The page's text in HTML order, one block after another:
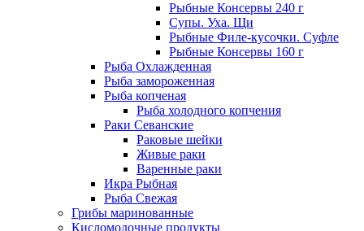
Рыбные Консервы 240 г
Супы. Уха. Щи
Рыбные Филе-кусочки. Суфле
Рыбные Консервы 160 г
Рыба Охлажденная
Рыба замороженная
Рыба копченая
Рыба холодного копчения
Раки Севанские
Раковые шейки
Живые раки
Варенные раки
Икра Рыбная
Рыба Свежая
Грибы маринованные
Кисломолочные продукты